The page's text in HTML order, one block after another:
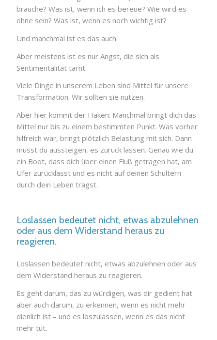
brauche? Was ist, wenn ich es bereue? Wie wird es
ohne sein? Was ist, wenn es noch wichtig ist?
Und manchmal ist es das auch.
Aber meistens ist es nur Angst, die sich als
Sentimentalität tarnt.
Viele Dinge in unserem Leben sind Mittel für unsere
Transformation. Wir sollten sie nutzen.
Aber hier kommt der Haken: Manchmal bringt dich das
Mittel nur bis zu einem bestimmten Punkt. Was vorher
hilfreich war, bringt plötzlich Belastung mit sich. Dann
musst du aussteigen, es zurück lassen. Genau wie du
ein Boot, dass dich über einen Fluß getragen hat, am
Ufer zurücklässt und es nicht auf deinen Schultern
durch dein Leben trägst.
Loslassen bedeutet nicht, etwas abzulehnen
oder aus dem Widerstand heraus zu
reagieren.
Loslassen bedeutet nicht, etwas abzulehnen oder aus
dem Widerstand heraus zu reagieren.
Es geht darum, das zu würdigen, was dir gedient hat
aber auch darum, zu erkennen, wenn es nicht mehr
dienlich ist – und es loszulassen, wenn es das nicht
mehr tut.